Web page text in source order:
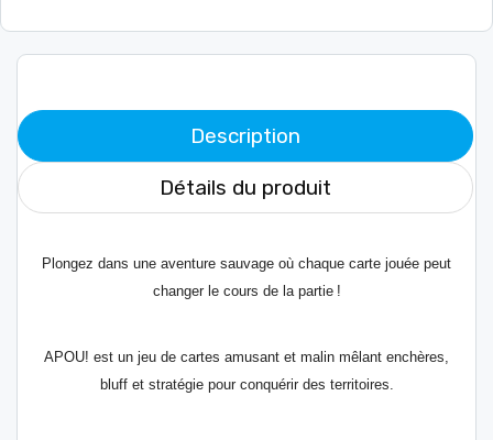
Description
Détails du produit
Plongez dans une aventure sauvage où chaque carte jouée peut
changer le cours de la partie !
APOU! est un jeu de cartes amusant et malin mêlant enchères,
bluff et stratégie pour conquérir des territoires.